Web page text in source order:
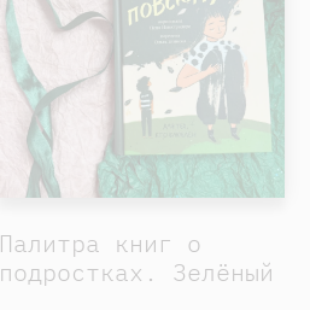
Палитра книг о
подростках. Зелёный